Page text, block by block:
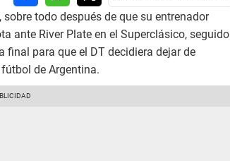
todo después de que su entrenador
ante River Plate en el Superclásico, seguido
final para que el DT decidiera dejar de
de Argentina.